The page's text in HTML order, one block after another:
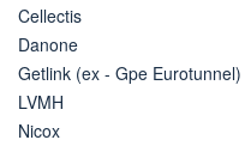
Cellectis
Danone
Getlink (ex - Gpe Eurotunnel)
LVMH
Nicox